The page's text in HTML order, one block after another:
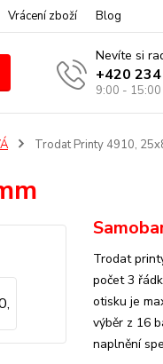
Vrácení zboží Blog
Nevíte si
+420
9:00 - 15:00
Trodat Printy 4910,
Trodat
počet 3
otisku je
výběr z 16
naplnění